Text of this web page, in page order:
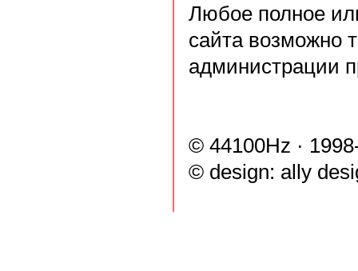
Любое полное
сайта возможно
администрации
© 44100Hz ·
© design: ally